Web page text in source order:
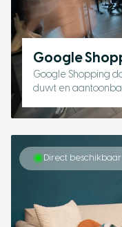
Google
Google Shopping
duwt en
Direct beschikbaar